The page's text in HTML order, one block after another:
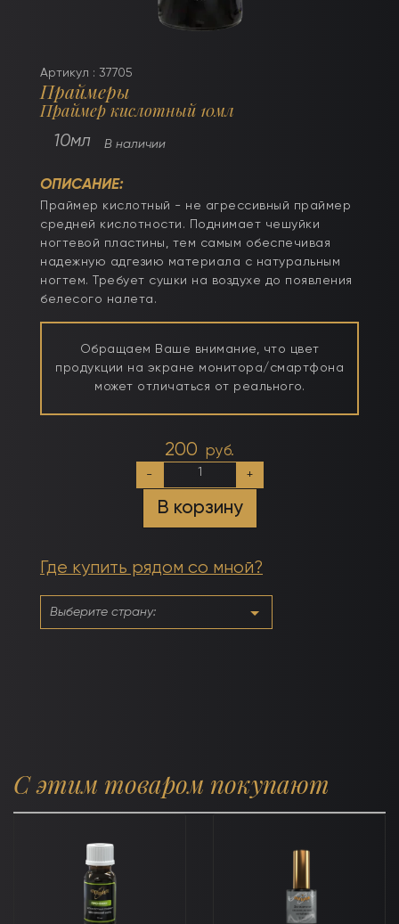
Артикул : 37705
Праймеры
Праймер кислотный 10мл
10мл В наличии
ОПИСАНИЕ:
Праймер кислотный - не агрессивный праймер
средней кислотности. Поднимает чешуйки
ногтевой пластины, тем самым обеспечивая
надежную адгезию материала с натуральным
ногтем. Требует сушки на воздухе до появления
белесого налета.
Обращаем Ваше внимание, что цвет
продукции на экране монитора/смартфона
может отличаться от реального.
200 руб.
Количество
кислотный
10мл
- +
В корзину
Где купить рядом со мной?
С этим товаром покупают